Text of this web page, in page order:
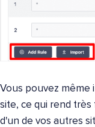
Vous pouvez même
site, ce qui rend très
d'un de vos autres